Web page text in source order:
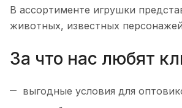
В ассортименте игрушки
животных, известных
За что нас любят
выгодные условия для